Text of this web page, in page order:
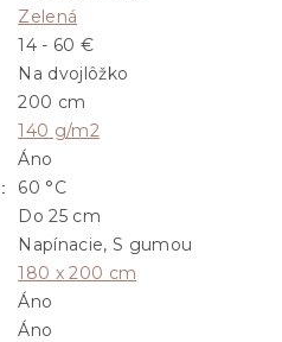
Zelená
14 - 60 €
Na dvojlôžko
200 cm
140 g/m2
Áno
: 60 °C
Do 25 cm
Napínacie, S gumou
180 x 200 cm
Áno
Áno